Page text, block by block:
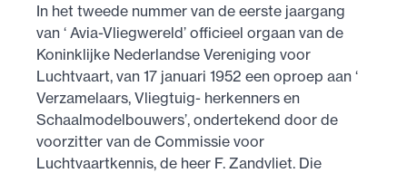
In het tweede nummer van de eerste jaargang
van ‘ Avia-Vliegwereld’ officieel orgaan van de
Koninklijke Nederlandse Vereniging voor
Luchtvaart, van 17 januari 1952 een oproep aan ‘
Verzamelaars, Vliegtuig- herkenners en
Schaalmodelbouwers’, ondertekend door de
voorzitter van de Commissie voor
Luchtvaartkennis, de heer F. Zandvliet. Die